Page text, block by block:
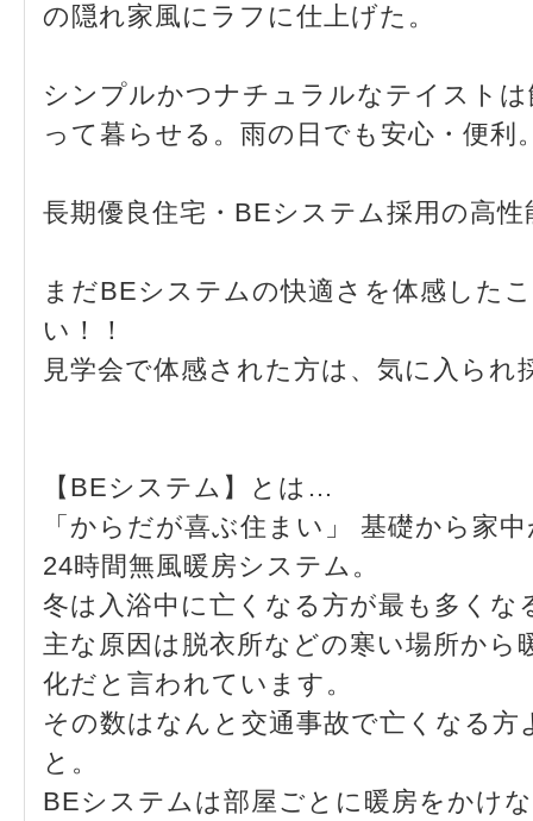
の隠れ家風にラフに仕上げた。
シンプルかつナチュラルなテイスト
って暮らせる。雨の日でも安心・便利
長期優良住宅・BEシステム採用の高
まだBEシステムの快適さを体感した
い！！
見学会で体感された方は、気に入ら
【BEシステム】とは…
「からだが喜ぶ住まい」 基礎から家
24時間無風暖房システム。
冬は入浴中に亡くなる方が最も多くな
主な原因は脱衣所などの寒い場所から
化だと言われています。
その数はなんと交通事故で亡くなる
と。
BEシステムは部屋ごとに暖房をかけ